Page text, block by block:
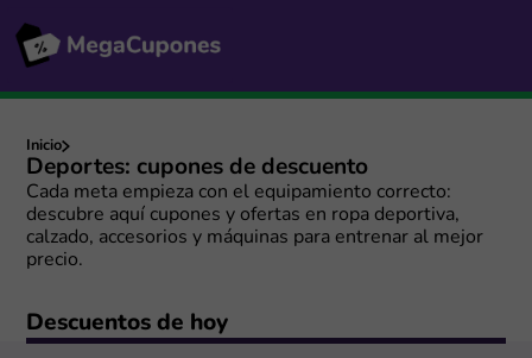
Inicio
Deportes: cupones de descuento
Cada meta empieza con el equipamiento correcto:
descubre aquí cupones y ofertas en ropa deportiva,
calzado, accesorios y máquinas para entrenar al mejor
precio.
Descuentos de hoy